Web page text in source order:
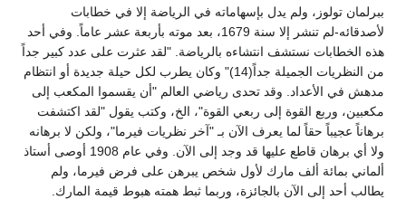
ببرلمان تولوز، ولم يدل بإسهاماته في الرياضة إلا في خطابات
لأصدقائه-لم تنشر إلا سنة 1679، بعد موته بأربعة عشر عاماً. وفي أحد
هذه الخطابات نستشف انتشاءه بالرياضة. "لقد عثرت على عدد كبير جداً
من النظريات الجميلة جداً(14)" وكان يطرب لكل حيلة جديدة أو انتظام
مدهش في الأعداد. وقد تحدى رياضي العالم "أن يقسموا المكعب إلى
مكعبين، وربع القوة إلى ربعي القوة"، الخ، وكتب يقول "لقد اكتشفت
برهاناً عجيباً حقاً لما يعرف الآن بـ "آخر نظريات فيرما"، ولكن لا برهانه
ولا أي برهان قاطع عليها قد وجد إلى الآن. وفي عام 1908 أوصى أستاذ
ألماني بمائة ألف مارك لأول شخص يبرهن على فرض فيرما، ولم
يطالب أحد إلى الآن بالجائزة، وربما ثبط همته هبوط قيمة المارك.